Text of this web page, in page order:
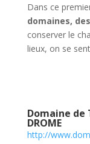
Dans ce
domaines,
conserver le
lieux, on se
Domaine de
DROME
http://